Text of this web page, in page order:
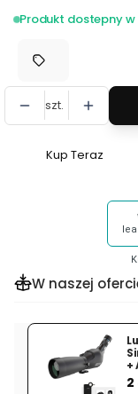
Produkt dostepny
szt.
Szybki
Kolimator
Crossfire
PROMOCJA
Kup Teraz
W naszej
+
2